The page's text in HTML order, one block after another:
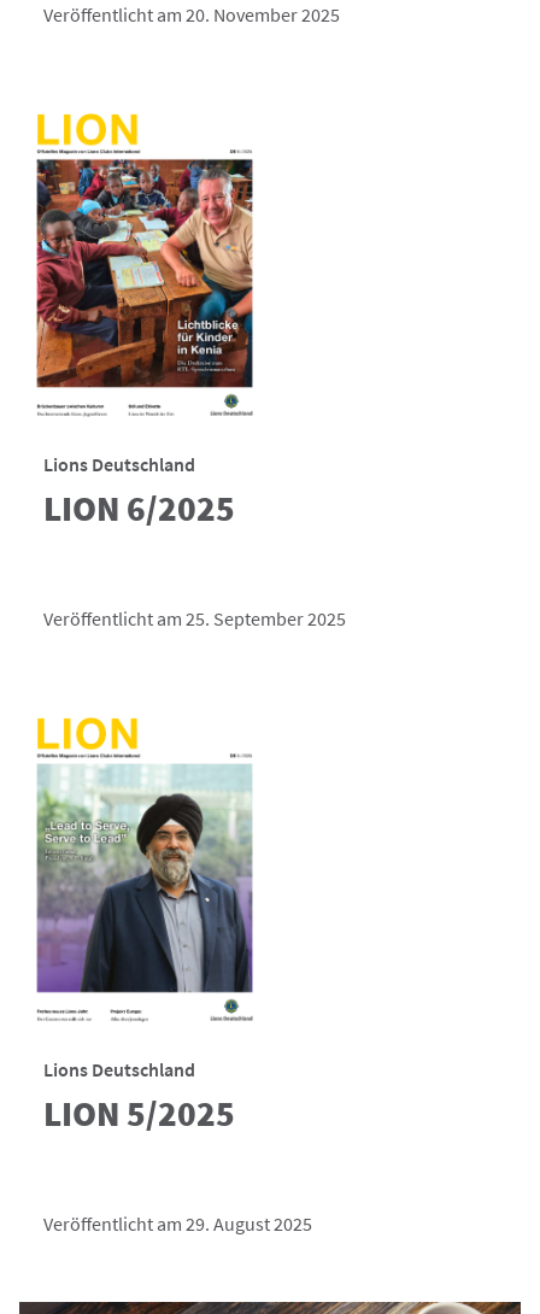
Veröffentlicht am 20. November 2025
Lions Deutschland
LION 6/2025
Veröffentlicht am 25. September 2025
Lions Deutschland
LION 5/2025
Veröffentlicht am 29. August 2025